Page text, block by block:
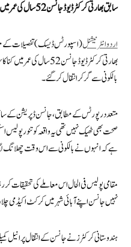
سابق بھارتی کرکٹرڈیوڈ جانسن 52 سال کی عمر میں انتقال کر گئے
اردو انٹرنیشنل(اسپورٹس ڈیسک) تفصیلات کے
بھارتی کرکٹر ڈیوڈ جانسن
بالکونی سے گر کر انتقال کر گئے۔
متعدد رپورٹس کے مطابق، جانسن ڈپریشن کے
صحت بھی ٹھیک نہیں تھی یہ واقعہ کوتنور پولیس
ہے کہ انہوں نے بالکونی سے اس وقت چھلانگ
مقامی پولیس فی الحال اس معاملے کی تحقیقات کر
نہیں جانسن اپنے آبائی شہر میں کرکٹ اکیڈمی
ہندوستانی کرکٹرز نے جانسن کے انتقال پر انیل